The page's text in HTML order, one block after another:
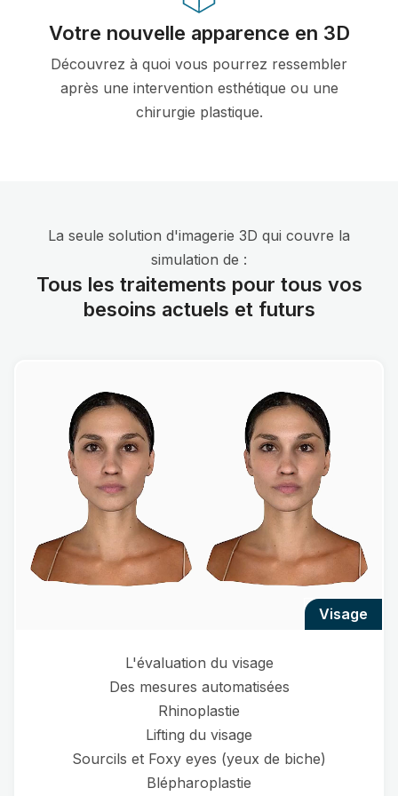
Votre nouvelle apparence en 3D
Découvrez à quoi vous pourrez ressembler
après une intervention esthétique ou une
chirurgie plastique.
La seule solution d'imagerie 3D qui couvre la
simulation de :
Tous les traitements pour tous vos
besoins actuels et futurs
visage
L'évaluation du visage
Des mesures automatisées
Rhinoplastie
Lifting du visage
Sourcils et Foxy eyes (yeux de biche)
Blépharoplastie